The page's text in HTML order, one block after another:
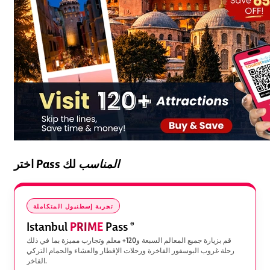
Pass المناسب لك
تجربة إسطنبول المتكاملة
IstanbulPRIMEPass ®
قم بزيارة جميع المعالم السبعة و120+ معلم وتجارب مميزة بما في ذلك
رحلة غروب البوسفور الفاخرة ورحلات الإفطار والعشاء والحمام التركي
الفاخر.